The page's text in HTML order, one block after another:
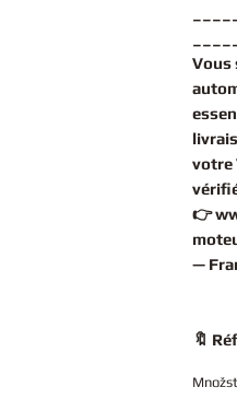
Vous
votre
👉
—
🔖